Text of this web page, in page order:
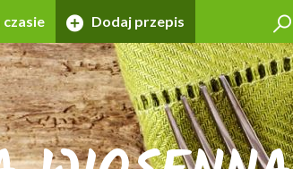
czasie Dodaj przepis